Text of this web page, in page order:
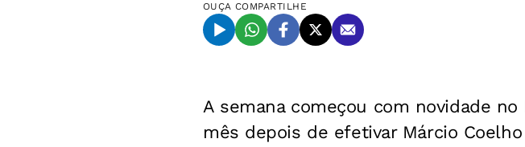
OUÇA COMPARTILHE
A semana começou com novidade
mês depois de efetivar Márcio